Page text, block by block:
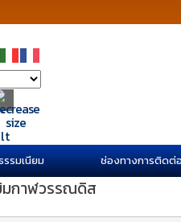
รรมเนียม ช่องทางการติดต่
มกาฬวรรณดิส